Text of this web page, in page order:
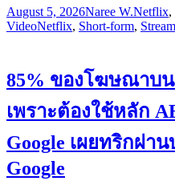
August 5, 2026Naree W.Netflix,
VideoNetflix, Short-form,
85% ของโฆษณาบน
เพราะต้องใช้หลัก
Google เผยทริกผ่า
Google